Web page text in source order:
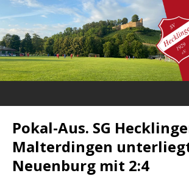
Pokal-Aus. SG
Malterdingen unterliegt
Neuenburg mit 2:4